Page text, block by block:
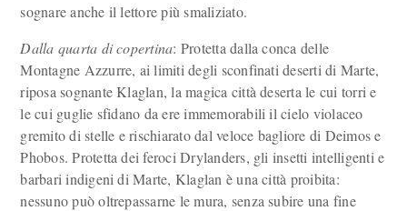
sognare anche il lettore più smaliziato.
Dalla quarta di copertina: Protetta dalla conca delle
Montagne Azzurre, ai limiti degli sconfinati deserti di Marte,
riposa sognante Klaglan, la magica città deserta le cui torri e
le cui guglie sfidano da ere immemorabili il cielo violaceo
gremito di stelle e rischiarato dal veloce bagliore di Deimos e
Phobos. Protetta dei feroci Drylanders, gli insetti intelligenti e
barbari indigeni di Marte, Klaglan è una città proibita:
nessuno può oltrepassarne le mura, senza subire una fine